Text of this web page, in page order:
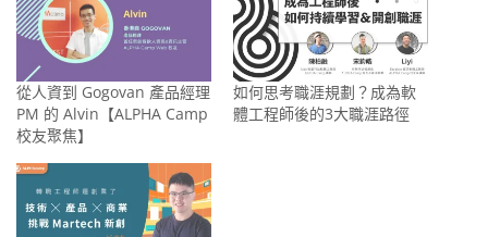
從人資到 Gogovan 產品經理
PM 的 Alvin【ALPHA Camp
校友聚焦】
如何思考職涯規劃？成為軟
體工程師後的3大職涯路徑